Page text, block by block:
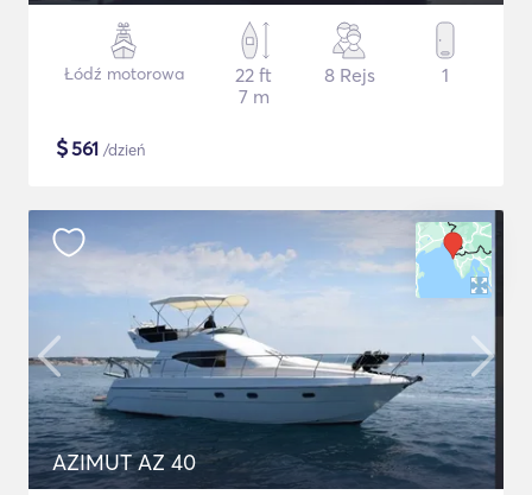
Łódź motorowa
22 ft
7 m
8 Rejs 1
$561 /dzień
AZIMUT AZ 40